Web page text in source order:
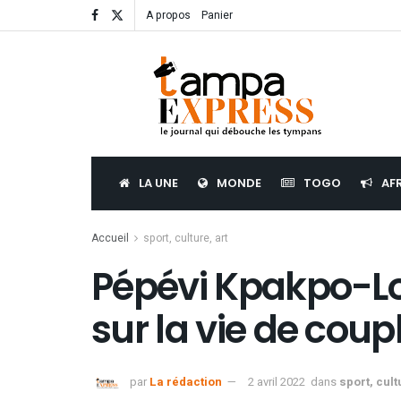
A propos Panier
LA UNE MONDE TOGO
Accueil sport, culture, art
Pépévi Kpakpo-
sur la vie de
par La rédaction 2 avril 2022 dans sport,